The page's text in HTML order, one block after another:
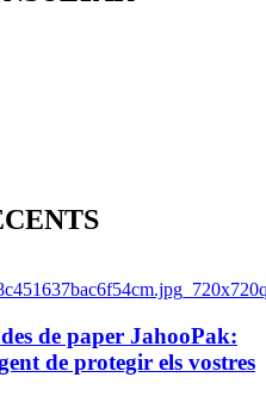
de paper JahooPak:
de protegir els vostres